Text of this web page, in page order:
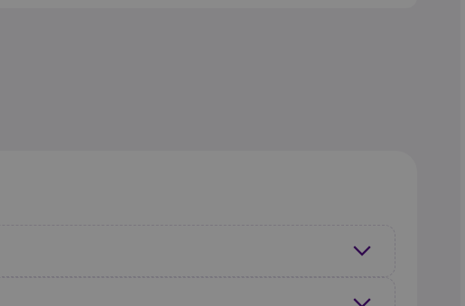
пункт отправления и назначения,